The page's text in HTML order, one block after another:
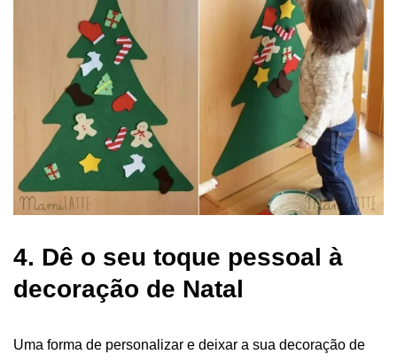
4. Dê o seu toque pessoal à
decoração de Natal
Uma forma de personalizar e deixar a sua decoração de